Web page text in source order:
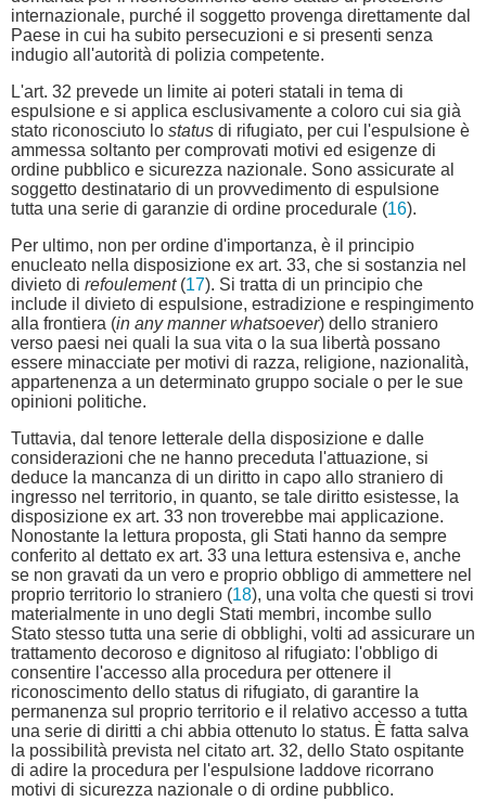
internazionale, purché il soggetto provenga direttamente dal
Paese in cui ha subito persecuzioni e si presenti senza
indugio all'autorità di polizia competente.
L'art. 32 prevede un limite ai poteri statali in tema di
espulsione e si applica esclusivamente a coloro cui sia già
stato riconosciuto lo status di rifugiato, per cui l'espulsione è
ammessa soltanto per comprovati motivi ed esigenze di
ordine pubblico e sicurezza nazionale. Sono assicurate al
soggetto destinatario di un provvedimento di espulsione
tutta una serie di garanzie di ordine procedurale (16).
Per ultimo, non per ordine d'importanza, è il principio
enucleato nella disposizione ex art. 33, che si sostanzia nel
divieto di refoulement(17). Si tratta di un principio che
include il divieto di espulsione, estradizione e respingimento
alla frontiera (in any manner whatsoever) dello straniero
verso paesi nei quali la sua vita o la sua libertà possano
essere minacciate per motivi di razza, religione, nazionalità,
appartenenza a un determinato gruppo sociale o per le sue
opinioni politiche.
Tuttavia, dal tenore letterale della disposizione e dalle
considerazioni che ne hanno preceduta l'attuazione, si
deduce la mancanza di un diritto in capo allo straniero di
ingresso nel territorio, in quanto, se tale diritto esistesse, la
disposizione ex art. 33 non troverebbe mai applicazione.
Nonostante la lettura proposta, gli Stati hanno da sempre
conferito al dettato ex art. 33 una lettura estensiva e, anche
se non gravati da un vero e proprio obbligo di ammettere nel
proprio territorio lo straniero (18), una volta che questi si trovi
materialmente in uno degli Stati membri, incombe sullo
Stato stesso tutta una serie di obblighi, volti ad assicurare un
trattamento decoroso e dignitoso al rifugiato: l'obbligo di
consentire l'accesso alla procedura per ottenere il
riconoscimento dello status di rifugiato, di garantire la
permanenza sul proprio territorio e il relativo accesso a tutta
una serie di diritti a chi abbia ottenuto lo status. È fatta salva
la possibilità prevista nel citato art. 32, dello Stato ospitante
di adire la procedura per l'espulsione laddove ricorrano
motivi di sicurezza nazionale o di ordine pubblico.